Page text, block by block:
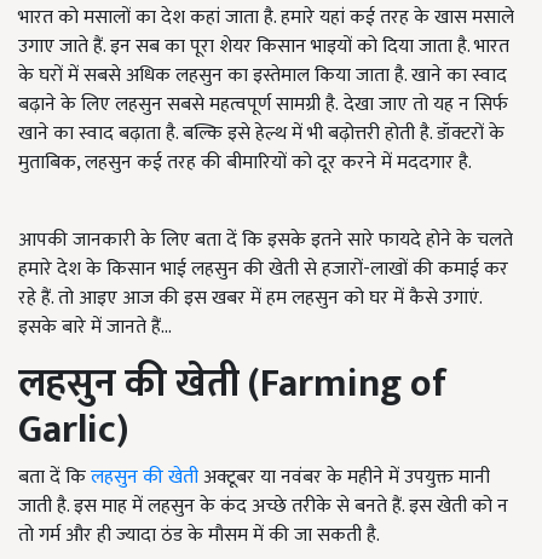
भारत को मसालों का देश कहां जाता है. हमारे यहां कई तरह के खास मसाले
उगाए जाते हैं. इन सब का पूरा शेयर किसान भाइयों को दिया जाता है. भारत
के घरों में सबसे अधिक लहसुन का इस्तेमाल किया जाता है. खाने का स्वाद
बढ़ाने के लिए लहसुन सबसे महत्वपूर्ण सामग्री है. देखा जाए तो यह न सिर्फ
खाने का स्वाद बढ़ाता है. बल्कि इसे हेल्थ में भी बढ़ोत्तरी होती है. डॉक्टरों के
मुताबिक, लहसुन कई तरह की बीमारियों को दूर करने में मददगार है.
आपकी जानकारी के लिए बता दें कि इसके इतने सारे फायदे होने के चलते
हमारे देश के किसान भाई लहसुन की खेती से हजारों-लाखों की कमाई कर
रहे हैं. तो आइए आज की इस खबर में हम लहसुन को घर में कैसे उगाएं.
इसके बारे में जानते हैं...
लहसुन की खेती(Farming of
Garlic)
बता दें किलहसुन की खेतीअक्टूबर या नवंबर के महीने में उपयुक्त मानी
जाती है. इस माह में लहसुन के कंद अच्छे तरीके से बनते हैं. इस खेती को न
तो गर्म और ही ज्यादा ठंड के मौसम में की जा सकती है.